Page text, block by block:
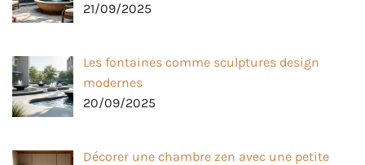
21/09/2025
Les fontaines comme sculptures design
modernes
20/09/2025
Décorer une chambre zen avec une petite